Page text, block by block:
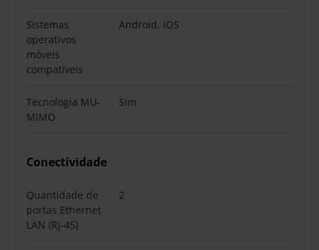
Sistemas
operativos
móveis
compatíveis
Android, iOS
Tecnologia MU-
MIMO
Sim
Conectividade
Quantidade de
portas Ethernet
LAN (RJ-45)
2